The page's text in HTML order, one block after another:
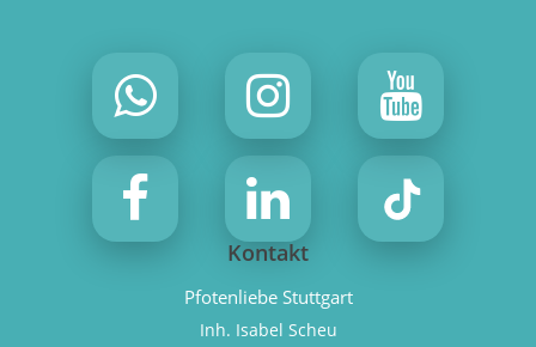
Kontakt
Pfotenliebe Stuttgart
Inh. Isabel Scheu